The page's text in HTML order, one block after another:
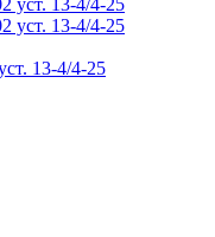
13-4/4-25